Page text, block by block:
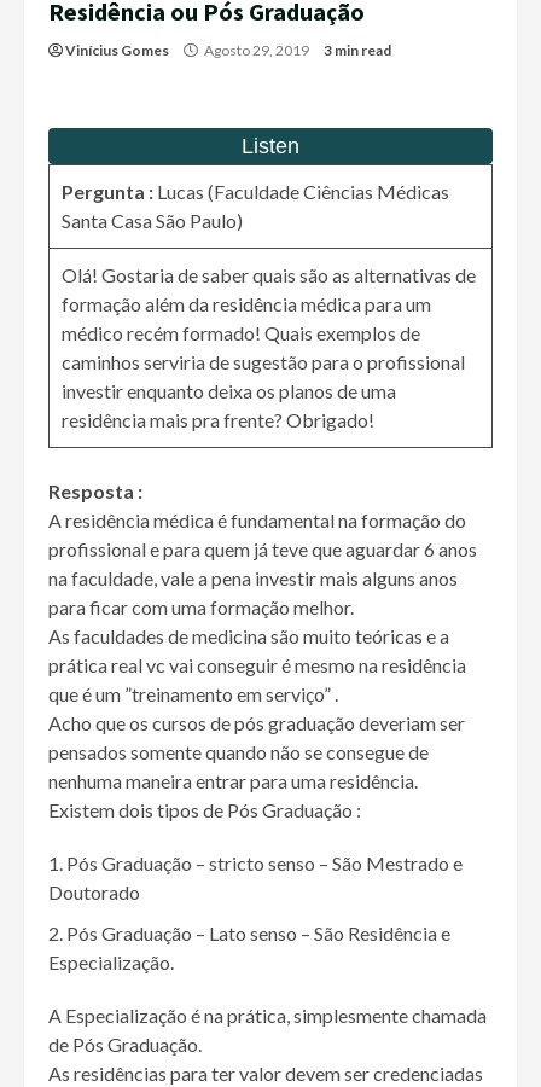
Residência ou Pós Graduação
Vinícius Gomes Agosto 29, 2019 3 min read
Pergunta : Lucas (Faculdade Ciências Médicas
Santa Casa São Paulo)
Olá! Gostaria de saber quais são as alternativas de
formação além da residência médica para um
médico recém formado! Quais exemplos de
caminhos serviria de sugestão para o profissional
investir enquanto deixa os planos de uma
residência mais pra frente? Obrigado!
Resposta :
A residência médica é fundamental na formação do
profissional e para quem já teve que aguardar 6 anos
na faculdade, vale a pena investir mais alguns anos
para ficar com uma formação melhor.
As faculdades de medicina são muito teóricas e a
prática real vc vai conseguir é mesmo na residência
que é um ”treinamento em serviço” .
Acho que os cursos de pós graduação deveriam ser
pensados somente quando não se consegue de
nenhuma maneira entrar para uma residência.
Existem dois tipos de Pós Graduação :
Pós Graduação – stricto senso – São Mestrado e
Doutorado
Pós Graduação – Lato senso – São Residência e
Especialização.
A Especialização é na prática, simplesmente chamada
de Pós Graduação.
As residências para ter valor devem ser credenciadas